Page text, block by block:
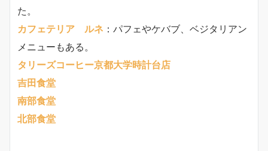
た。
カフェテリア ルネ ：パフェやケバブ、ベジタリアン
メニューもある。
タリーズコーヒー京都大学時計台店
吉田食堂
南部食堂
北部食堂